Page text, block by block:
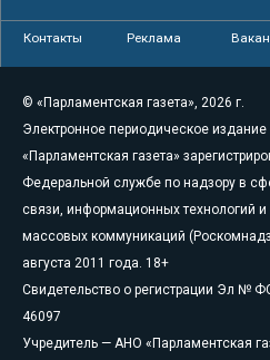
Контакты Реклама
© «Парламентская газета», 2026 г.
Электронное периодическое издание
«Парламентская газета»
Федеральной службе по надзору в
связи, информационных технологий и
массовых коммуникаций
августа 2011 года. 18+
Свидетельство о регистрации Эл №
46097
Учредитель — АНО «Парламентская